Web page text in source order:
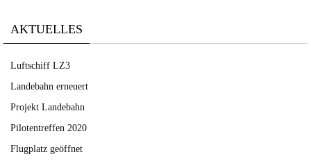
AKTUELLES
Luftschiff LZ3
Landebahn erneuert
Projekt Landebahn
Pilotentreffen 2020
Flugplatz geöffnet